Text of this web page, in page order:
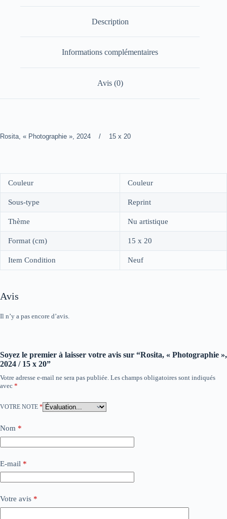
Description
Informations complémentaires
Avis (0)
Rosita, « Photographie », 2024 / 15 x 20
Couleur Couleur
Sous-type Reprint
Thème Nu artistique
Format (cm) 15 x 20
Item Condition Neuf
Avis
Il n’y a pas encore d’avis.
Soyez le premier à laisser votre avis sur “Rosita, « Photographie »,
2024 / 15 x 20”
Votre adresse e-mail ne sera pas publiée. Les champs obligatoires sont indiqués
avec *
VOTRE NOTE *
Nom *
E-mail *
Votre avis *